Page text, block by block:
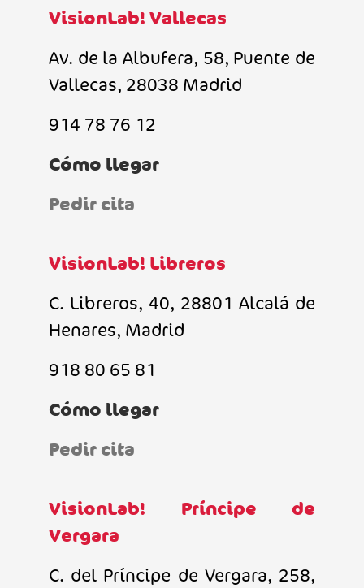
VisionLab! Vallecas
Av. de la Albufera, 58, Puente de
Vallecas, 28038 Madrid
914 78 76 12
Cómo llegar
Pedir cita
VisionLab! Libreros
C. Libreros, 40, 28801 Alcalá de
Henares, Madrid
918 80 65 81
Cómo llegar
Pedir cita
VisionLab! Príncipe de
Vergara
C. del Príncipe de Vergara, 258,